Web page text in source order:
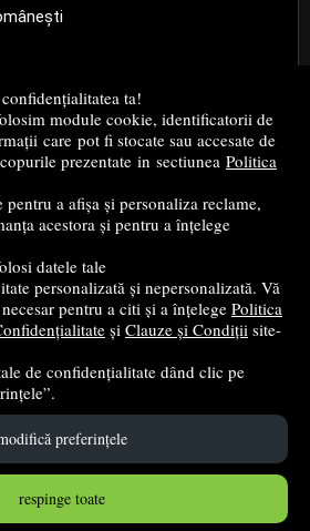
ta!
module cookie, identificatorii de
care pot fi stocate sau accesate de
prezentate in sectiunea Politica
a afișa și personaliza reclame,
acestora și pentru a înțelege
datele tale
personalizată și nepersonalizată. Vă
pentru a citi și a înțelege Politica
și Clauze și Condiții site-
de confidențialitate dând clic pe
preferințele
respinge toate
istorie
- 2026 Grup DZC SRL
creat de Vital Soft
in 0.0989 sec